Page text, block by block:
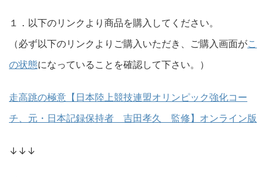
１．以下のリンクより商品を購入してください。
（必ず以下のリンクよりご購入いただき、ご購入画面がこ
の状態になっていることを確認して下さい。）
走高跳の極意【日本陸上競技連盟オリンピック強化コー
チ、元・日本記録保持者 吉田孝久 監修】オンライン版
↓↓↓